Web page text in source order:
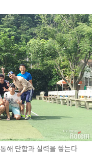
해 단합과 실력을 쌓는다